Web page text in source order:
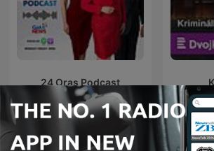
24 Oras Podcast